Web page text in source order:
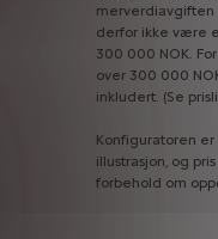
merverdiavgiften
derfor ikke være
300 000 NOK. For
over 300 000
inkludert. (Se
Konfiguratoren er
illustrasjon, og pris
forbehold om